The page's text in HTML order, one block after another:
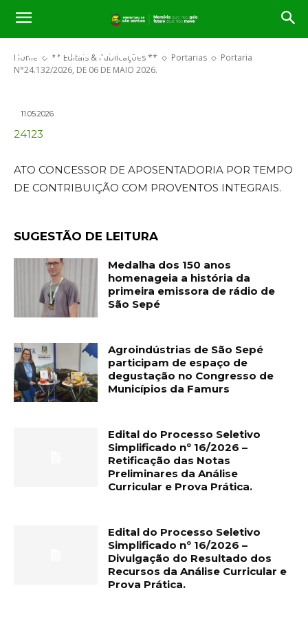
Home ** Editais & Publicações ** Portarias
Portaria
N°24.132/2026, DE 06 DE MAIO 2026.
Portaria N°24.132/2026, DE 06
DE MAIO 2026.
11.05.2026
24123
ATO CONCESSOR DE APOSENTADORIA POR TEMPO
DE CONTRIBUIÇÃO COM PROVENTOS INTEGRAIS.
SUGESTÃO DE LEITURA
Medalha dos 150 anos
homenageia a história da
primeira emissora de rádio de
São Sepé
Agroindústrias de São Sepé
participam de espaço de
degustação no Congresso de
Municípios da Famurs
Edital do Processo Seletivo
Simplificado nº 16/2026 –
Retificação das Notas
Preliminares da Análise
Curricular e Prova Prática.
Edital do Processo Seletivo
Simplificado nº 16/2026 –
Divulgação do Resultado dos
Recursos da Análise Curricular e
Prova Prática.